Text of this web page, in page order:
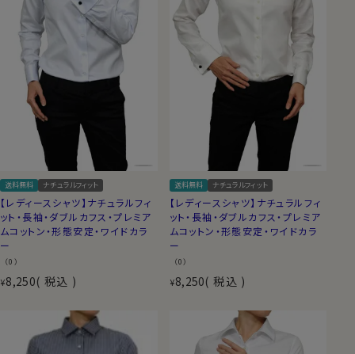
送料無料 ナチュラルフィット
【レディースシャツ】ナチュラルフィ
ット・長袖・ダブルカフス・プレミア
ムコットン・形態安定・ワイドカラ
ー
（0）
¥8,250 税込
送料無料 ナチュラルフィット
【レディースシャツ】ナチュラルフィ
ット・長袖・ダブルカフス・プレミア
ムコットン・形態安定・ワイドカラ
ー
（0）
¥8,250 税込